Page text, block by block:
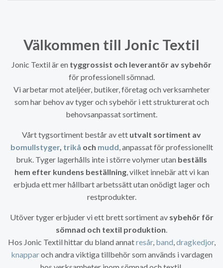
Välkommen till Jonic Textil
Jonic Textil är en tyggrossist och leverantör av sybehör
för professionell sömnad.
Vi arbetar mot ateljéer, butiker, företag och verksamheter
som har behov av tyger och sybehör i ett strukturerat och
behovsanpassat sortiment.
Vårt tygsortiment består av ett utvalt sortiment av
bomullstyger, trikå och mudd, anpassat för professionellt
bruk. Tyger lagerhålls inte i större volymer utan beställs
hem efter kundens beställning, vilket innebär att vi kan
erbjuda ett mer hållbart arbetssätt utan onödigt lager och
restprodukter.
Utöver tyger erbjuder vi ett brett sortiment av sybehör för
sömnad och textil produktion.
Hos Jonic Textil hittar du bland annatresår, band,dragkedjor,
knapparoch andra viktiga tillbehör som används i vardagen